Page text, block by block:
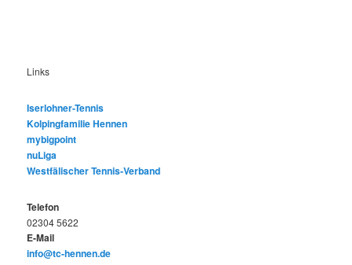
Links
Iserlohner-Tennis
Kolpingfamilie Hennen
mybigpoint
nuLiga
Westfälischer Tennis-Verband
Telefon
02304 5622
E-Mail
info@tc-hennen.de